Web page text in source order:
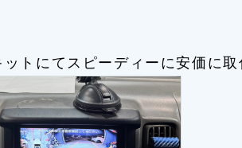
トにてスピーディーに安価に